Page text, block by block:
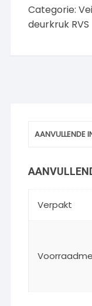
Categorie:
deurkruk RVS
AANVULLENDE
Verpakt